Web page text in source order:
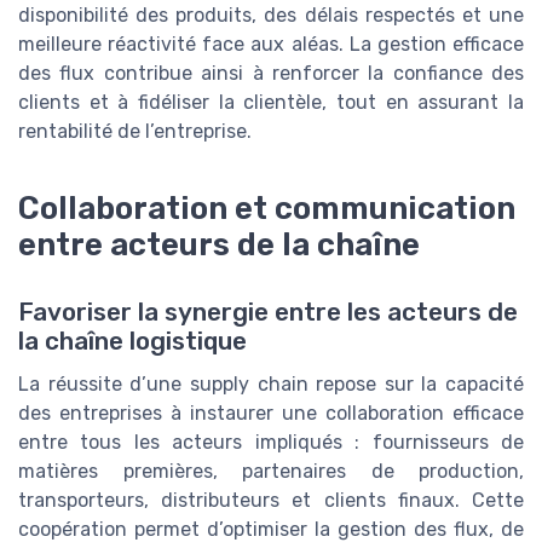
disponibilité des produits, des délais respectés et une
meilleure réactivité face aux aléas. La gestion efficace
des flux contribue ainsi à renforcer la confiance des
clients et à fidéliser la clientèle, tout en assurant la
rentabilité de l’entreprise.
Collaboration et communication
entre acteurs de la chaîne
Favoriser la synergie entre les acteurs de
la chaîne logistique
La réussite d’une supply chain repose sur la capacité
des entreprises à instaurer une collaboration efficace
entre tous les acteurs impliqués : fournisseurs de
matières premières, partenaires de production,
transporteurs, distributeurs et clients finaux. Cette
coopération permet d’optimiser la gestion des flux, de